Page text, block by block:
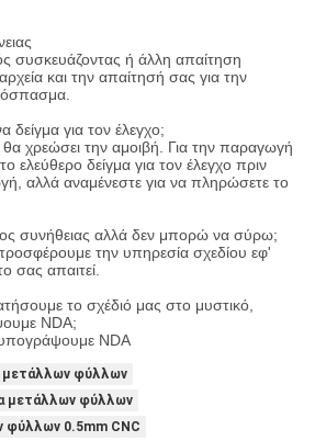
συσκευάζοντας ή άλλη απαίτηση
και την απαίτησή σας για την
για τον έλεγχο;
θα χρεώσει την αμοιβή. Για την παραγωγή
ελεύθερο δείγμα για τον έλεγχο πριν
αλλά αναμένεστε για να πληρώσετε το
συνήθειας αλλά δεν μπορώ να σύρω;
την υπηρεσία σχεδίου εφ'
σας απαιτεί.
το σχέδιό μας στο μυστικό,
NDA;
NDA
μετάλλων φύλλων
μετάλλων φύλλων
φύλλων 0.5mm CNC